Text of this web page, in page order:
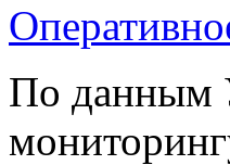
По данным